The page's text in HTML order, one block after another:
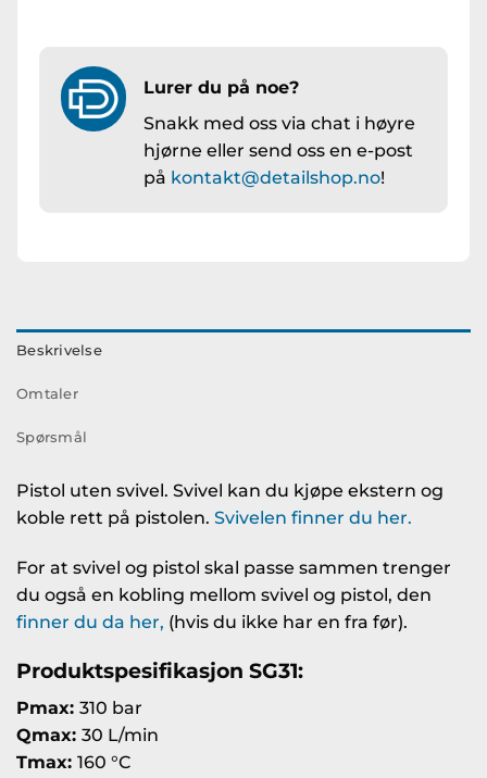
Lurer du på noe?
Snakk med oss via chat i høyre
hjørne eller send oss en e-post
på kontakt@detailshop.no!
Beskrivelse
Omtaler
Spørsmål
Pistol uten svivel. Svivel kan du kjøpe ekstern og
koble rett på pistolen. Svivelen finner du her.
For at svivel og pistol skal passe sammen trenger
du også en kobling mellom svivel og pistol, den
finner du da her, (hvis du ikke har en fra før).
Produktspesifikasjon SG31:
Pmax: 310 bar
Qmax: 30 L/min
Tmax: 160 °C